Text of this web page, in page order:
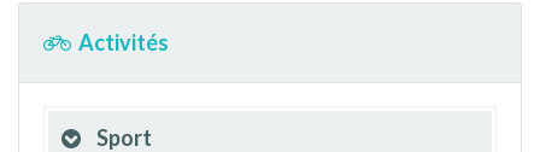
Activités
Sport